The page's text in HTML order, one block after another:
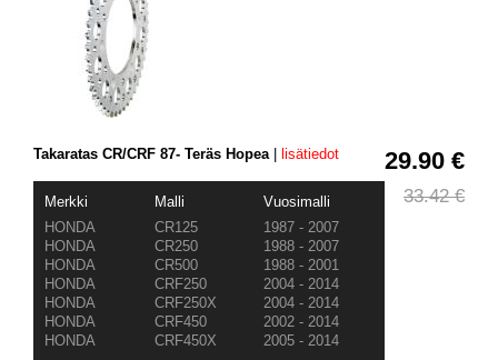
29.90 €
33.42 €
Takaratas CR/CRF 87- Teräs Hopea| lisätiedot
Merkki Malli
Vuosimalli
HONDA
CR125
1987 - 2007
HONDA
CR250
1988 - 2007
HONDA
CR500
1988 - 2001
HONDA
CRF250
2004 - 2014
HONDA
CRF250X
2004 - 2014
HONDA
CRF450
2002 - 2014
HONDA
CRF450X 2005 - 2014